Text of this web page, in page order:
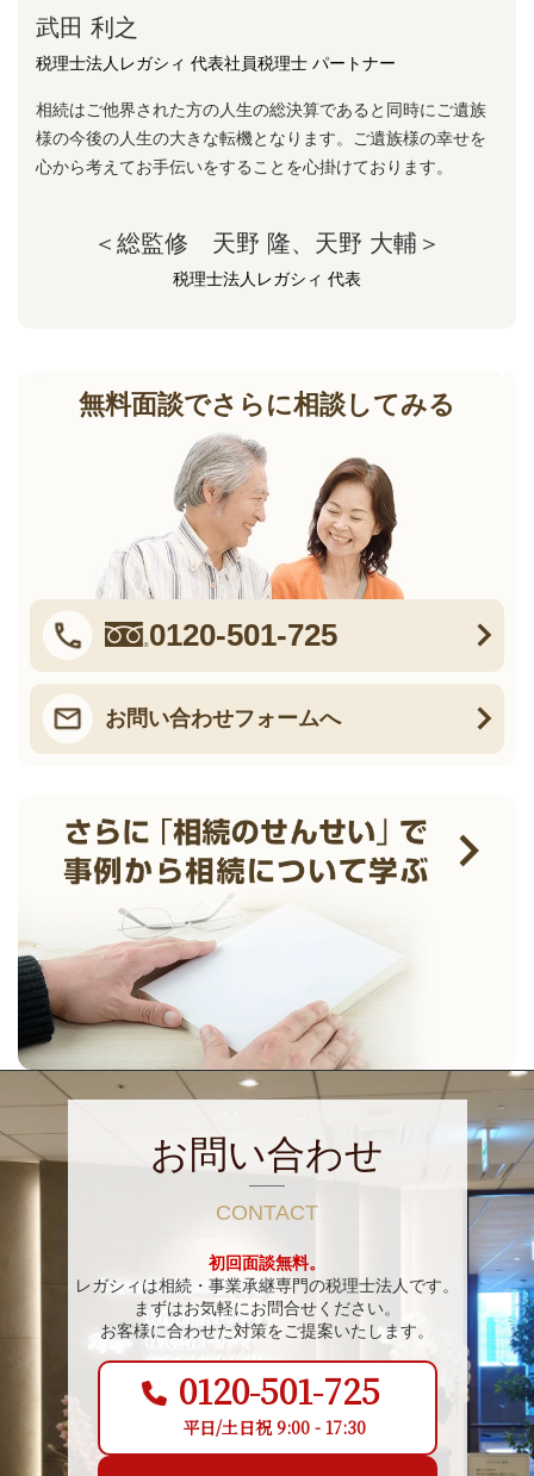
武田 利之
税理士法人レガシィ 代表社員税理士 パートナー
相続はご他界された方の人生の総決算であると同時にご遺族
様の今後の人生の大きな転機となります。ご遺族様の幸せを
心から考えてお手伝いをすることを心掛けております。
＜総監修 天野 隆、天野 大輔＞
税理士法人レガシィ 代表
無料面談でさらに相談してみる
0120-501-725
お問い合わせフォームへ
お問い合わせ
CONTACT
初回面談無料。
レガシィは相続・事業承継専門の税理士法人です。
まずはお気軽にお問合せください。
お客様に合わせた対策をご提案いたします。
0120-501-725
平日/土日祝 9:00 - 17:30